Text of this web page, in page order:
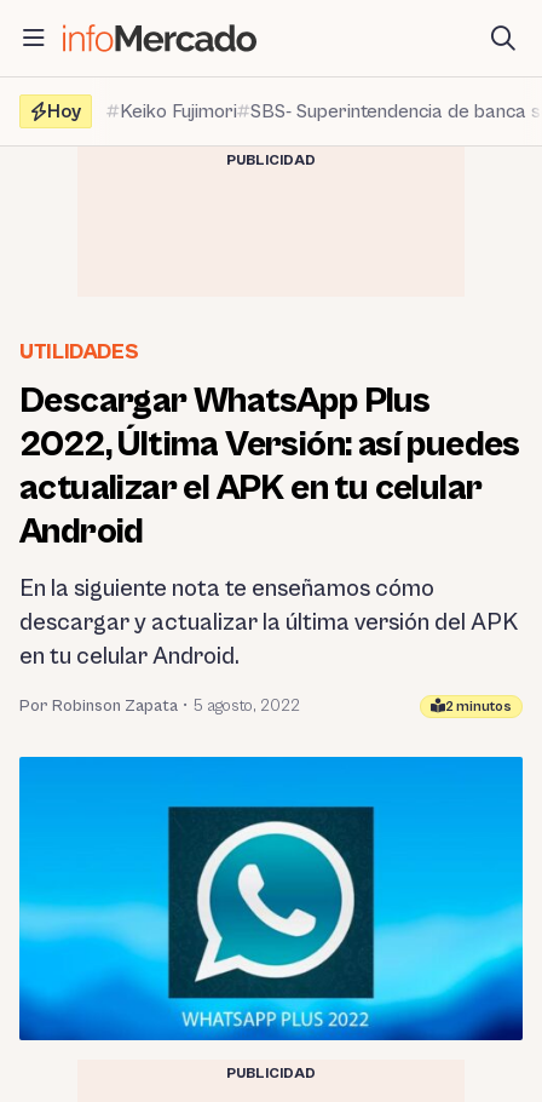
contenido
Hoy
Keiko Fujimori SBS- Superintendencia de banca
PUBLICIDAD
UTILIDADES
Descargar WhatsApp Plus
2022, Última Versión: así puedes
actualizar el APK en tu celular
Android
En la siguiente nota te enseñamos cómo
descargar y actualizar la última versión del APK
en tu celular Android.
Por Robinson Zapata • 5 agosto, 2022 2 minutos
PUBLICIDAD